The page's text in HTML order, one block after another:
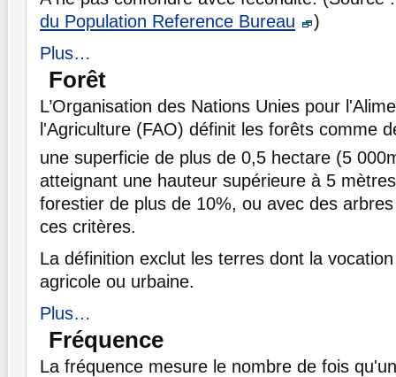
du Population Reference Bureau
)
Plus…
Forêt
L’Organisation des Nations Unies pour
l'Agriculture (FAO) définit les forêts comme
une superficie de plus de 0,5 hectare (5
atteignant une hauteur supérieure à 5
forestier de plus de 10%, ou avec des
ces critères.
La définition exclut les terres dont la
agricole ou urbaine.
Plus…
Fréquence
La fréquence mesure le nombre de fois